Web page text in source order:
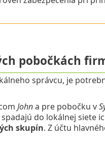
pobočkách
správcu, je
Johna pre pobočku v
do lokálnej siete
skupín. Z účtu